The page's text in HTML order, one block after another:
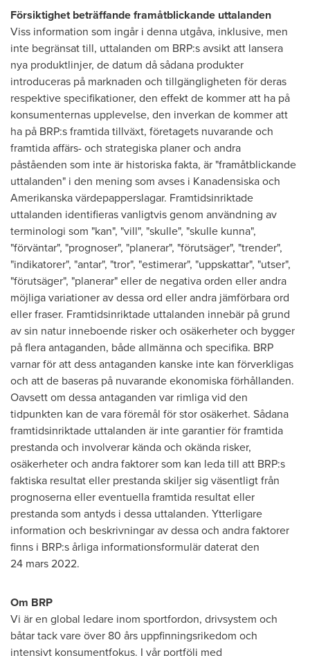
Försiktighet beträffande framåtblickande uttalanden
Viss information som ingår i denna utgåva, inklusive, men
inte begränsat till, uttalanden om BRP:s avsikt att lansera
nya produktlinjer, de datum då sådana produkter
introduceras på marknaden och tillgängligheten för deras
respektive specifikationer, den effekt de kommer att ha på
konsumenternas upplevelse, den inverkan de kommer att
ha på BRP:s framtida tillväxt, företagets nuvarande och
framtida affärs- och strategiska planer och andra
påståenden som inte är historiska fakta, är "framåtblickande
uttalanden" i den mening som avses i Kanadensiska och
Amerikanska värdepapperslagar. Framtidsinriktade
uttalanden identifieras vanligtvis genom användning av
terminologi som "kan", "vill", "skulle", "skulle kunna",
"förväntar", "prognoser", "planerar", "förutsäger", "trender",
"indikatorer", "antar", "tror", "estimerar", "uppskattar", "utser",
"förutsäger", "planerar" eller de negativa orden eller andra
möjliga variationer av dessa ord eller andra jämförbara ord
eller fraser. Framtidsinriktade uttalanden innebär på grund
av sin natur inneboende risker och osäkerheter och bygger
på flera antaganden, både allmänna och specifika. BRP
varnar för att dess antaganden kanske inte kan förverkligas
och att de baseras på nuvarande ekonomiska förhållanden.
Oavsett om dessa antaganden var rimliga vid den
tidpunkten kan de vara föremål för stor osäkerhet. Sådana
framtidsinriktade uttalanden är inte garantier för framtida
prestanda och involverar kända och okända risker,
osäkerheter och andra faktorer som kan leda till att BRP:s
faktiska resultat eller prestanda skiljer sig väsentligt från
prognoserna eller eventuella framtida resultat eller
prestanda som antyds i dessa uttalanden. Ytterligare
information och beskrivningar av dessa och andra faktorer
finns i BRP:s årliga informationsformulär daterat den
24 mars 2022.
Om BRP
Vi är en global ledare inom sportfordon, drivsystem och
båtar tack vare över 80 års uppfinningsrikedom och
intensivt konsumentfokus. I vår portfölj med